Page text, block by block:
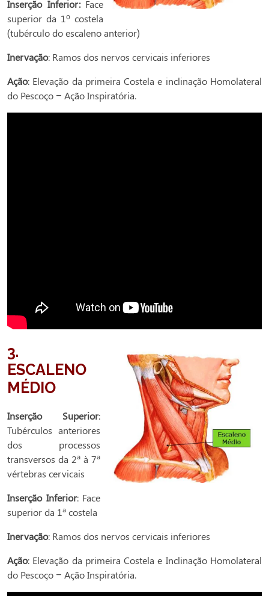
Inserção Inferior:Face
superior da 1º costela
(tubérculo do escaleno anterior)
Inervação: Ramos dos nervos cervicais inferiores
Ação: Elevação da primeira Costela e inclinação Homolateral
do Pescoço – Ação Inspiratória.
3.
ESCALENO
MÉDIO
Inserção Superior:
Tubérculos anteriores
dos processos
transversos da 2ª à 7ª
vértebras cervicais
Inserção Inferior: Face
superior da 1ª costela
Inervação: Ramos dos nervos cervicais inferiores
Ação: Elevação da primeira Costela e Inclinação Homolateral
do Pescoço – Ação Inspiratória.